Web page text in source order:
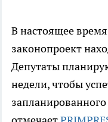
В настоящее
законопроект
Депутаты
недели, чтобы